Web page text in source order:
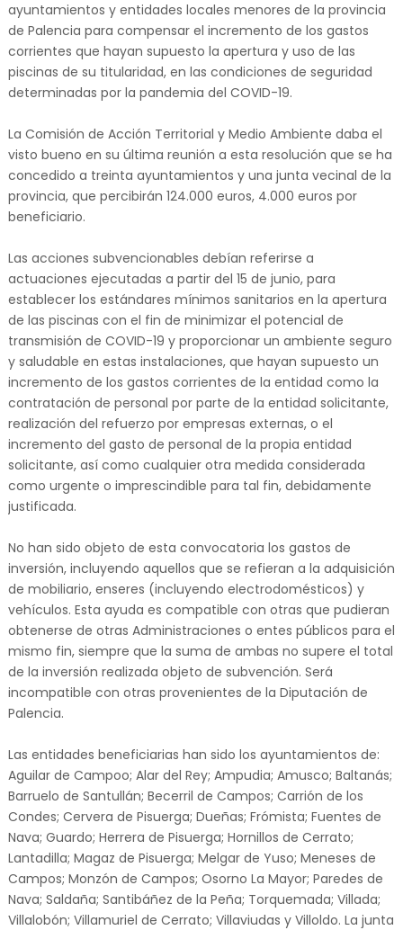
ayuntamientos y entidades locales menores de la provincia
de Palencia para compensar el incremento de los gastos
corrientes que hayan supuesto la apertura y uso de las
piscinas de su titularidad, en las condiciones de seguridad
determinadas por la pandemia del COVID-19.
La Comisión de Acción Territorial y Medio Ambiente daba el
visto bueno en su última reunión a esta resolución que se ha
concedido a treinta ayuntamientos y una junta vecinal de la
provincia, que percibirán 124.000 euros, 4.000 euros por
beneficiario.
Las acciones subvencionables debían referirse a
actuaciones ejecutadas a partir del 15 de junio, para
establecer los estándares mínimos sanitarios en la apertura
de las piscinas con el fin de minimizar el potencial de
transmisión de COVID-19 y proporcionar un ambiente seguro
y saludable en estas instalaciones, que hayan supuesto un
incremento de los gastos corrientes de la entidad como la
contratación de personal por parte de la entidad solicitante,
realización del refuerzo por empresas externas, o el
incremento del gasto de personal de la propia entidad
solicitante, así como cualquier otra medida considerada
como urgente o imprescindible para tal fin, debidamente
justificada.
No han sido objeto de esta convocatoria los gastos de
inversión, incluyendo aquellos que se refieran a la adquisición
de mobiliario, enseres (incluyendo electrodomésticos) y
vehículos. Esta ayuda es compatible con otras que pudieran
obtenerse de otras Administraciones o entes públicos para el
mismo fin, siempre que la suma de ambas no supere el total
de la inversión realizada objeto de subvención. Será
incompatible con otras provenientes de la Diputación de
Palencia.
Las entidades beneficiarias han sido los ayuntamientos de:
Aguilar de Campoo; Alar del Rey; Ampudia; Amusco; Baltanás;
Barruelo de Santullán; Becerril de Campos; Carrión de los
Condes; Cervera de Pisuerga; Dueñas; Frómista; Fuentes de
Nava; Guardo; Herrera de Pisuerga; Hornillos de Cerrato;
Lantadilla; Magaz de Pisuerga; Melgar de Yuso; Meneses de
Campos; Monzón de Campos; Osorno La Mayor; Paredes de
Nava; Saldaña; Santibáñez de la Peña; Torquemada; Villada;
Villalobón; Villamuriel de Cerrato; Villaviudas y Villoldo. La junta